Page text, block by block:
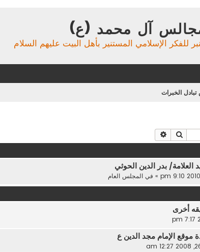
آل محمد (ع)
للفكر الإسلامي المستنير بأهل البيت عليهم السلام
الخبرات
بحث
العلامة/ بدر الدين الحوثي
» في المجلس العام
أخرى
موقع الإمام مجد الدين ع